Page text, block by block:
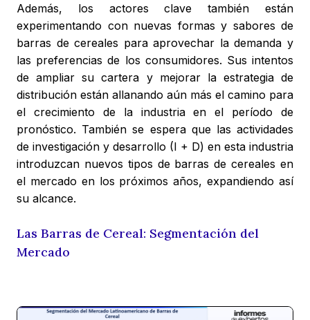
Además, los actores clave también están
experimentando con nuevas formas y sabores de
barras de cereales para aprovechar la demanda y
las preferencias de los consumidores. Sus intentos
de ampliar su cartera y mejorar la estrategia de
distribución están allanando aún más el camino para
el crecimiento de la industria en el período de
pronóstico. También se espera que las actividades
de investigación y desarrollo (I + D) en esta industria
introduzcan nuevos tipos de barras de cereales en
el mercado en los próximos años, expandiendo así
su alcance.
Las Barras de Cereal: Segmentación del
Mercado